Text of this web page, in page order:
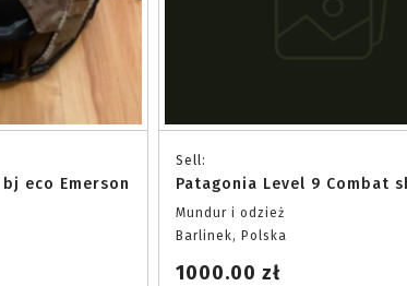
eco Emerson
Sell:
Patagonia Level 9 Combat
Mundur i odzież
Barlinek, Polska
1000.00 zł